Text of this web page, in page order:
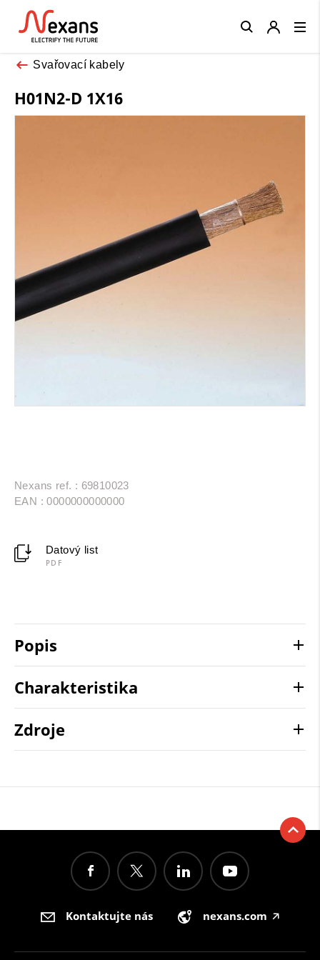
Svařovací kabely
H01N2-D 1X16
Nexans ref. : 69810023
EAN : 0000000000000
Datový list
PDF
Popis
Charakteristika
Zdroje
Close
Kontaktujte nás nexans.com 🡥